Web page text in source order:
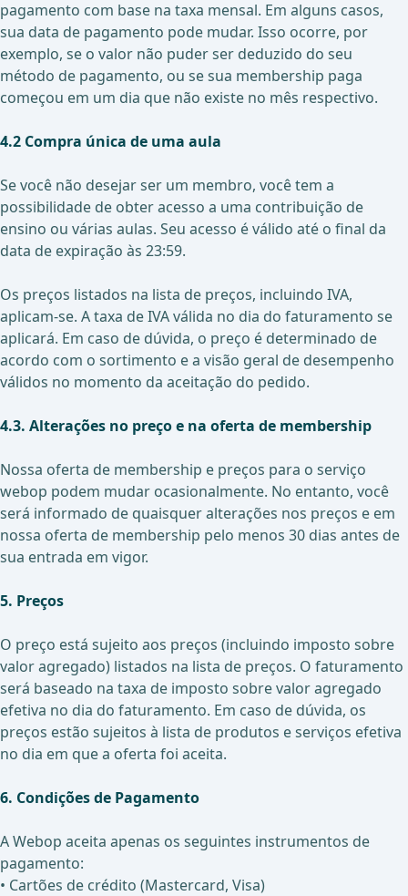
pagamento com base na taxa mensal. Em alguns casos,
sua data de pagamento pode mudar. Isso ocorre, por
exemplo, se o valor não puder ser deduzido do seu
método de pagamento, ou se sua membership paga
começou em um dia que não existe no mês respectivo.
4.2 Compra única de uma aula
Se você não desejar ser um membro, você tem a
possibilidade de obter acesso a uma contribuição de
ensino ou várias aulas. Seu acesso é válido até o final da
data de expiração às 23:59.
Os preços listados na lista de preços, incluindo IVA,
aplicam-se. A taxa de IVA válida no dia do faturamento se
aplicará. Em caso de dúvida, o preço é determinado de
acordo com o sortimento e a visão geral de desempenho
válidos no momento da aceitação do pedido.
4.3. Alterações no preço e na oferta de membership
Nossa oferta de membership e preços para o serviço
webop podem mudar ocasionalmente. No entanto, você
será informado de quaisquer alterações nos preços e em
nossa oferta de membership pelo menos 30 dias antes de
sua entrada em vigor.
5. Preços
O preço está sujeito aos preços (incluindo imposto sobre
valor agregado) listados na lista de preços. O faturamento
será baseado na taxa de imposto sobre valor agregado
efetiva no dia do faturamento. Em caso de dúvida, os
preços estão sujeitos à lista de produtos e serviços efetiva
no dia em que a oferta foi aceita.
6. Condições de Pagamento
A Webop aceita apenas os seguintes instrumentos de
pagamento:
• Cartões de crédito (Mastercard, Visa)